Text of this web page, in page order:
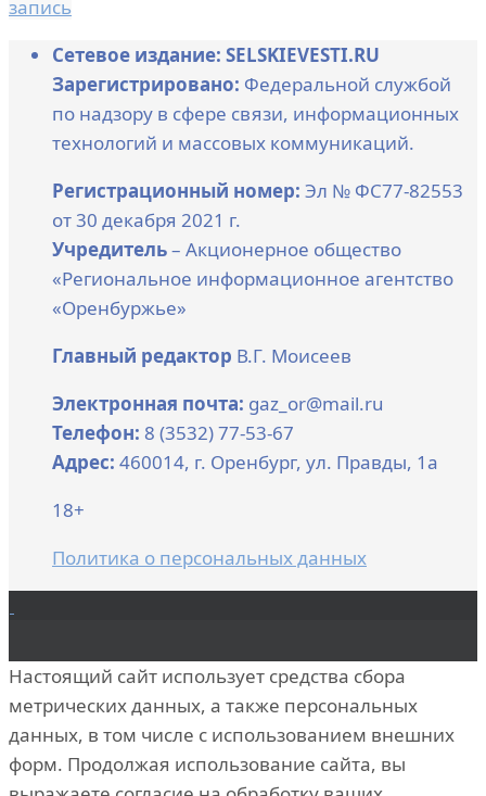
запись
Сетевое издание: SELSKIEVESTI.RU
Зарегистрировано: Федеральной службой
по надзору в сфере связи, информационных
технологий и массовых коммуникаций.
Регистрационный номер: Эл № ФС77-82553
от 30 декабря 2021 г.
Учредитель– Акционерное общество
«Региональное информационное агентство
«Оренбуржье»
Главный редактор В.Г. Моисеев
Электронная почта: gaz_or@mail.ru
Телефон: 8 (3532) 77-53-67
Адрес: 460014, г. Оренбург, ул. Правды, 1а
18+
Политика о персональных данных
Настоящий сайт использует средства сбора
метрических данных, а также персональных
данных, в том числе с использованием внешних
форм. Продолжая использование сайта, вы